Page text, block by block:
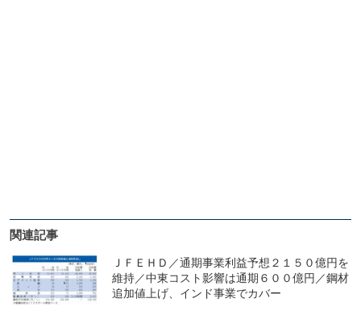
関連記事
ＪＦＥＨＤ／通期事業利益予想２１５０億円を
維持／中東コスト影響は通期６００億円／鋼材
追加値上げ、インド事業でカバー